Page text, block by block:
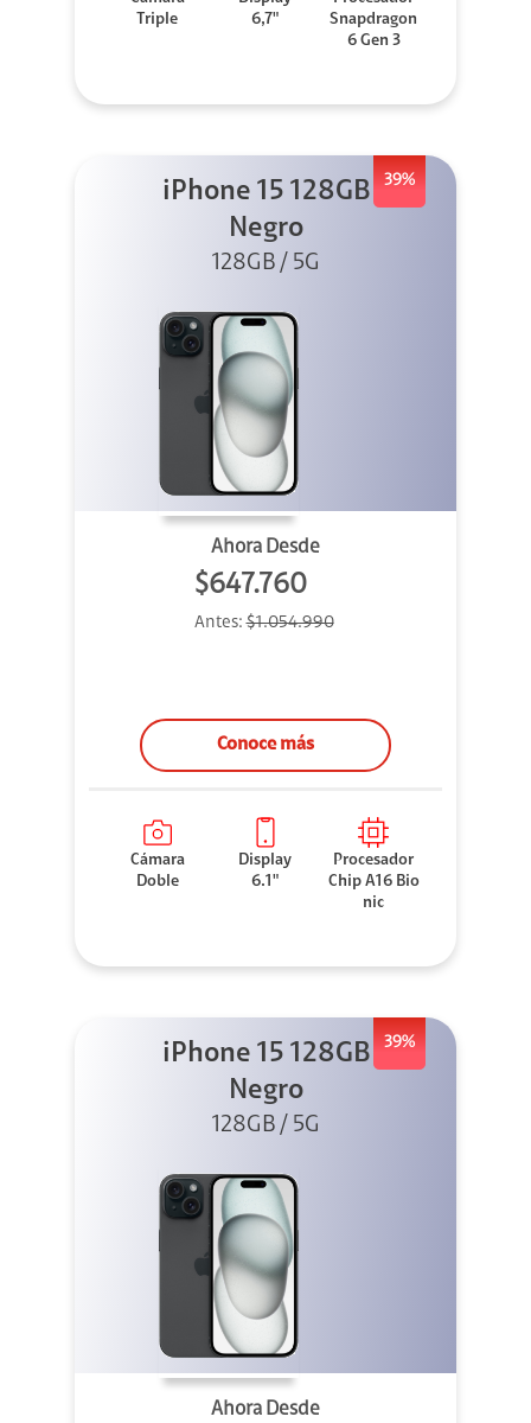
Triple
6,7"
Snapdragon
6 Gen 3
39%
iPhone 15 128GB
Negro
128GB / 5G
Ahora Desde
$647.760
Antes:$1.054.990
Conoce más
Cámara
Doble
Display
6.1"
Procesador
Chip A16 Bio
nic
39%
iPhone 15 128GB
Negro
128GB / 5G
Ahora Desde